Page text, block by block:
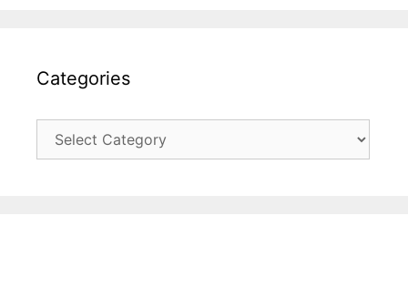
Categories